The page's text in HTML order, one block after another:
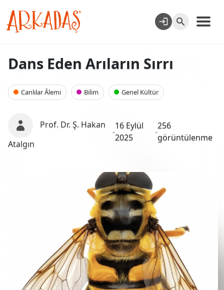
Dans Eden Arıların Sırrı
Canlılar Âlemi Bilim Genel Kültür
Prof. Dr. Ş. Hakan
Atalgın
-
16 Eylül
2025
-
256
görüntülenme